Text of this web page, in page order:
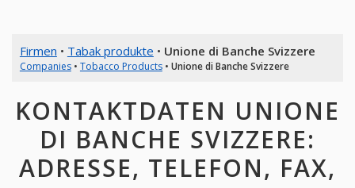
Firmen • Tabak produkte • Unione di Banche Svizzere
Companies• Tobacco Products• Unione di Banche Svizzere
KONTAKTDATEN UNIONE
DI BANCHE SVIZZERE:
ADRESSE, TELEFON, FAX,